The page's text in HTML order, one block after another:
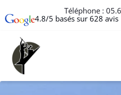
Téléphone :
4.8/5 basés sur 628 avis